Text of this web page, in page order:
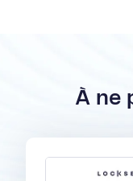
À ne